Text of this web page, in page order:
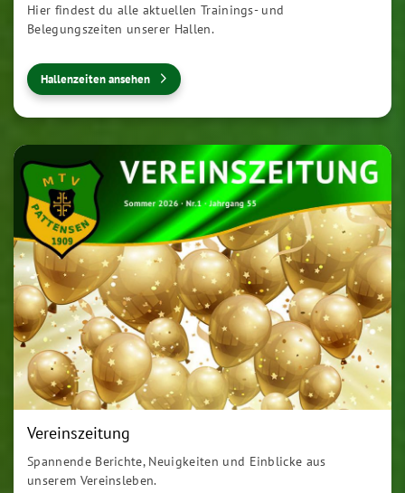
Hier findest du alle aktuellen Trainings- und
Belegungszeiten unserer Hallen.
Hallenzeiten ansehen
Vereinszeitung
Spannende Berichte, Neuigkeiten und Einblicke aus
unserem Vereinsleben.